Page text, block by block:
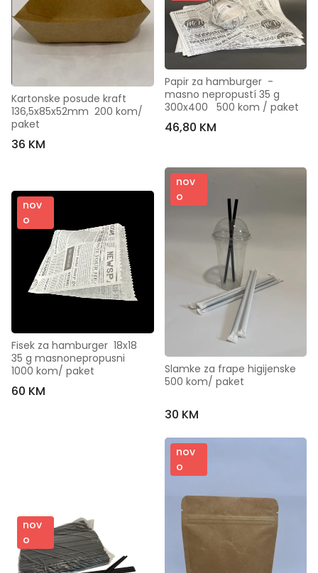
Kartonske posude kraft
136,5x85x52mm  200 kom/
paket
36 KM
Papir za hamburger  -
masno nepropustí 35 g
300x400   500 kom / paket
46,80 KM
nov
o
Fisek za hamburger  18x18
35 g masnonepropusni
1000 kom/ paket
60 KM
nov
o
Slamke za frape higijenske
500 kom/ paket
30 KM
nov
o
nov
o